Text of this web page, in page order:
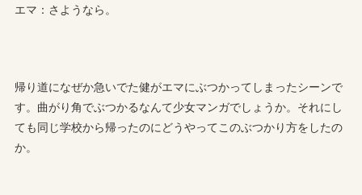
エマ：さようなら。
帰り道になぜか急いでた健がエマにぶつかってしまったシーンで
す。曲がり角でぶつかるなんて少女マンガでしょうか。それにし
ても同じ学校から帰ったのにどうやってこのぶつかり方をしたの
か。